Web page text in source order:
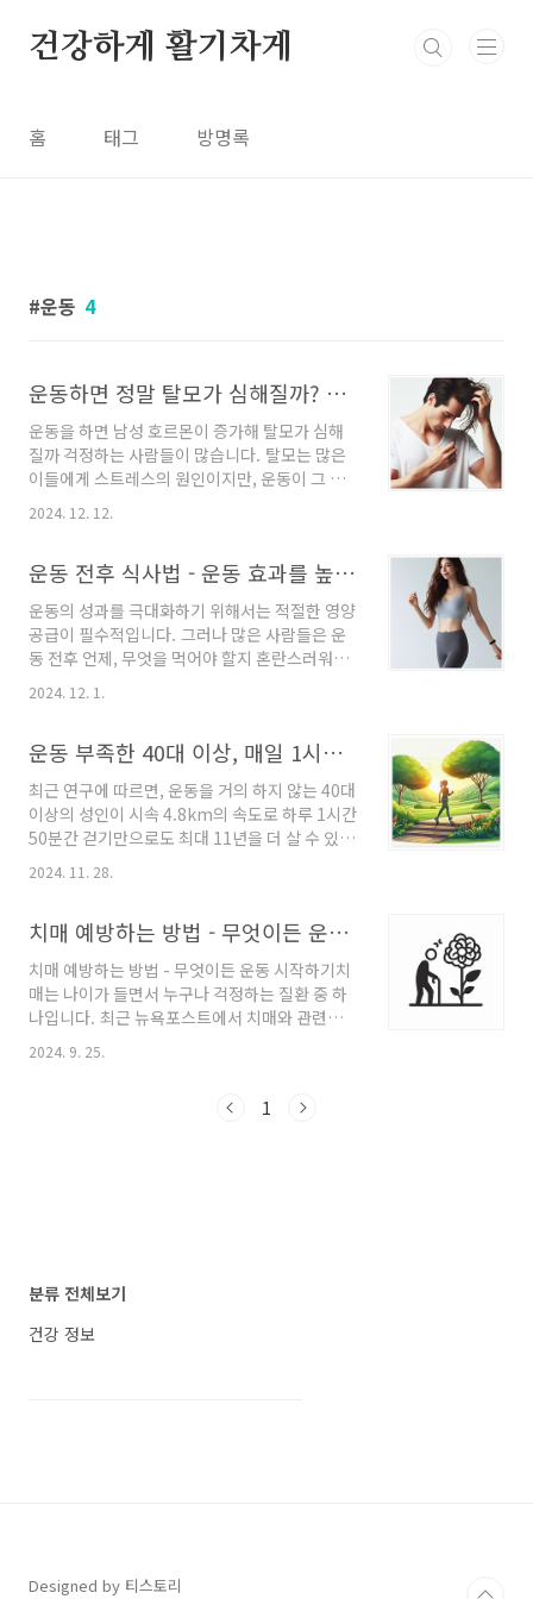
건강하게 활기차게
홈 태그 방명록
운동 4
운동하면 정말 탈모가 심해질까? 남성 호르몬과 탈모의 오해와 진실
운동을 하면 남성 호르몬이 증가해 탈모가 심해
질까 걱정하는 사람들이 많습니다. 탈모는 많은
이들에게 스트레스의 원인이지만, 운동이 그 직
접적인 원인이라고 오해하는 경우가 많죠. 그러
나 이는 사실과 거리가 멉니다. 이 글에서는 운동
방을 위한 생활 습관까지 함께 제시해 드리겠습
니다. 운동하면 정말 탈모가 심해질까? 남성 호
르몬과 탈모의 오해와 진실 운동과 탈모: 진실은
무엇일까? 운동이 남성 호르몬을 높이고 탈모를
유발할까?운동이 남성 호르몬, 특히 테스토스테
론 수치를 높인다는 것은 잘 알려진 사실입니
(DHT)으로 전환되어 모낭에 영향을 미칠 수 있
는데, 이 DHT가 남성형 탈모의 주된 원인으로 지
목됩니다. 로게인폼 사용..
2024. 12. 12.
운동 전후 식사법 - 운동 효과를 높이는 올바른 식단 가이드
운동의 성과를 극대화하기 위해서는 적절한 영양
공급이 필수적입니다. 그러나 많은 사람들은 운
동 전후 언제, 무엇을 먹어야 할지 혼란스러워합
니다. 실제로, 운동 전후에 올바른 음식을 섭취하
면 근육 회복과 성능 향상에 도움이 됩니다. 이 글
과 식사 시점에 대해 자세히 알아보겠습니다. 운
동 전후 식사법 - 운동 효과를 높이는 올바른 식단
가이드 운동 전, 언제 무엇을 먹어야 할까? 운동
을 시작하기 1~3시간 전에 가벼운 식사를 하는
것이 가장 좋습니다. 운동 직전에 먹으면 소화가
제대로 되지 않아 복통이 발생할 수 있습니다. 운
소화 기관으로 가는 혈류가 줄어들어 소화가 어
려워지기 때문입니다. 운동 전 음식 추천효과..
2024. 12. 1.
운동 부족한 40대 이상, 매일 1시간 50분 걷기로 기대 수명 11년 연장 가능
최근 연구에 따르면, 운동을 거의 하지 않는 40대
이상의 성인이 시속 4.8km의 속도로 하루 1시간
50분간 걷기만으로도 최대 11년을 더 살 수 있다
는 결과가 나왔습니다. 건강한 생활을 위한 신체
활동이 얼마나 중요한지, 그리고 운동 부족이 수
한 40대 이상, 매일 1시간 50분 걷기로 기대 수명
11년 연장 가능 운동 부족이 수명에 미치는 영향:
연구 결과 분석 호주 그리피스대학교 연구진이
영국 스포츠 의학 저널(British Journal of
Sports Medicine)에 발표한 연구에 따르면, 40
세 이상의 미국 성인이 신체 활동을 늘리면 기대
다. 연구 방법 및 결과 연구는 2003~2006년 미
2024. 11. 28.
치매 예방하는 방법 - 무엇이든 운동 시작하기
치매 예방하는 방법 - 무엇이든 운동 시작하기치
매는 나이가 들면서 누구나 걱정하는 질환 중 하
나입니다. 최근 뉴욕포스트에서 치매와 관련된
이야기를 다루며, 이를 예방하기 위한 다양한 방
법 중 운동의 중요성을 강조했습니다. 운동이 치
게 실천할 수 있는지 알아보겠습니다. 치매 예방
한 연구 결과 역시 이를 뒷받침하고 있습니다. 운
동은 ..
2024. 9. 25.
1
분류 전체보기
건강 정보
Designed by 티스토리